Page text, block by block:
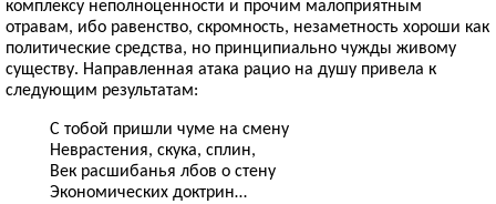
комплексу неполноценности и прочим малоприятным
отравам, ибо равенство, скромность, незаметность хороши как
политические средства, но принципиально чужды живому
существу. Направленная атака рацио на душу привела к
следующим результатам:
С тобой пришли чуме на смену
Неврастения, скука, сплин,
Век расшибанья лбов о стену
Экономических доктрин…